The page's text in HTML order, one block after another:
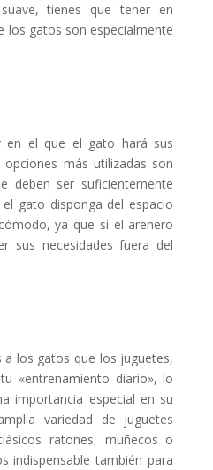
tienes que tener en
los gatos son especialmente
en el que el gato hará sus
más utilizadas son
deben ser suficientemente
gato disponga del espacio
ya que si el arenero
sus necesidades fuera del
a los gatos que los juguetes,
«entrenamiento diario», lo
importancia especial en su
variedad de juguetes
ratones, muñecos o
indispensable también para